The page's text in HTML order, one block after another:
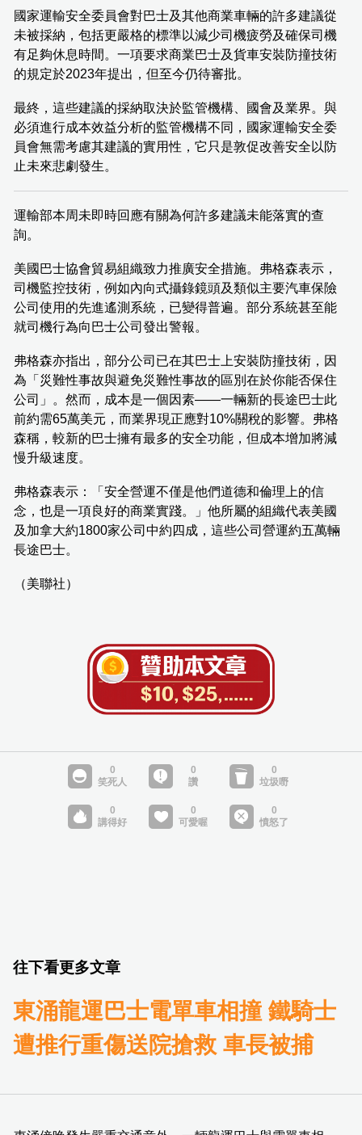
國家運輸安全委員會對巴士及其他商業車輛的許多建議從
未被採納，包括更嚴格的標準以減少司機疲勞及確保司機
有足夠休息時間。一項要求商業巴士及貨車安裝防撞技術
的規定於2023年提出，但至今仍待審批。
最終，這些建議的採納取決於監管機構、國會及業界。與
必須進行成本效益分析的監管機構不同，國家運輸安全委
員會無需考慮其建議的實用性，它只是敦促改善安全以防
止未來悲劇發生。
運輸部本周未即時回應有關為何許多建議未能落實的查
詢。
美國巴士協會貿易組織致力推廣安全措施。弗格森表示，
司機監控技術，例如內向式攝錄鏡頭及類似主要汽車保險
公司使用的先進遙測系統，已變得普遍。部分系統甚至能
就司機行為向巴士公司發出警報。
弗格森亦指出，部分公司已在其巴士上安裝防撞技術，因
為「災難性事故與避免災難性事故的區別在於你能否保住
公司」。然而，成本是一個因素——一輛新的長途巴士此
前約需65萬美元，而業界現正應對10%關稅的影響。弗格
森稱，較新的巴士擁有最多的安全功能，但成本增加將減
慢升級速度。
弗格森表示：「安全營運不僅是他們道德和倫理上的信
念，也是一項良好的商業實踐。」他所屬的組織代表美國
及加拿大約1800家公司中約四成，這些公司營運約五萬輛
長途巴士。
（美聯社）
往下看更多文章
東涌龍運巴士電單車相撞 鐵騎士
遭推行重傷送院搶救 車長被捕